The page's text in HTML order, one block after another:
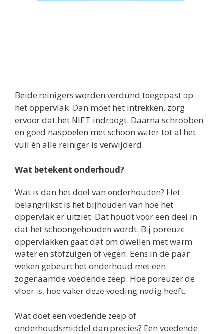
Beide reinigers worden verdund toegepast op
het oppervlak. Dan moet het intrekken, zorg
ervoor dat het NIET indroogt. Daarna schrobben
en goed naspoelen met schoon water tot al het
vuil èn alle reiniger is verwijderd.
Wat betekent onderhoud?
Wat is dan het doel van onderhouden? Het
belangrijkst is het bijhouden van hoe het
oppervlak er uitziet. Dat houdt voor een deel in
dat het schoongehouden wordt. Bij poreuze
oppervlakken gaat dat om dweilen met warm
water en stofzuigen of vegen. Eens in de paar
weken gebeurt het onderhoud met een
zogenaamde voedende zeep. Hoe poreuzer de
vloer is, hoe vaker deze voeding nodig heeft.
Wat doet een voedende zeep of
onderhoudsmiddel dan precies? Een voedende